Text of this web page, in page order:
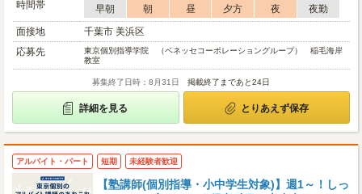
時間帯 早朝 朝 昼 夕方 夜
夜勤
面接地
千葉市 美浜区
応募先
東京個別指導学院 （ベネッセコーポレーショングループ） 稲毛海岸
教室
募集終了日時：8月31日 掲載終了まであと24日
詳細を見る とりあえず保存
アルバイト・パート 短期 未経験者歓迎
【塾講師(個別指導・小中学生対象)】週1～！しっ